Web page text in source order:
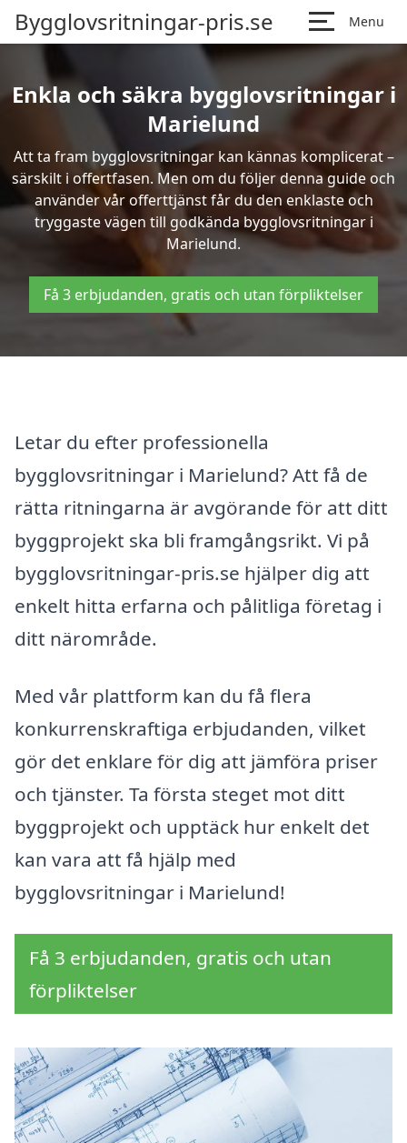
Bygglovsritningar-pris.se Menu
Enkla och säkra bygglovsritningar i
Marielund
Att ta fram bygglovsritningar kan kännas komplicerat –
särskilt i offertfasen. Men om du följer denna guide och
använder vår offerttjänst får du den enklaste och
tryggaste vägen till godkända bygglovsritningar i
Marielund.
Få 3 erbjudanden, gratis och utan förpliktelser
Letar du efter professionella
bygglovsritningar i Marielund? Att få de
rätta ritningarna är avgörande för att ditt
byggprojekt ska bli framgångsrikt. Vi på
bygglovsritningar-pris.se hjälper dig att
enkelt hitta erfarna och pålitliga företag i
ditt närområde.
Med vår plattform kan du få flera
konkurrenskraftiga erbjudanden, vilket
gör det enklare för dig att jämföra priser
och tjänster. Ta första steget mot ditt
byggprojekt och upptäck hur enkelt det
kan vara att få hjälp med
bygglovsritningar i Marielund!
Få 3 erbjudanden, gratis och utan
förpliktelser